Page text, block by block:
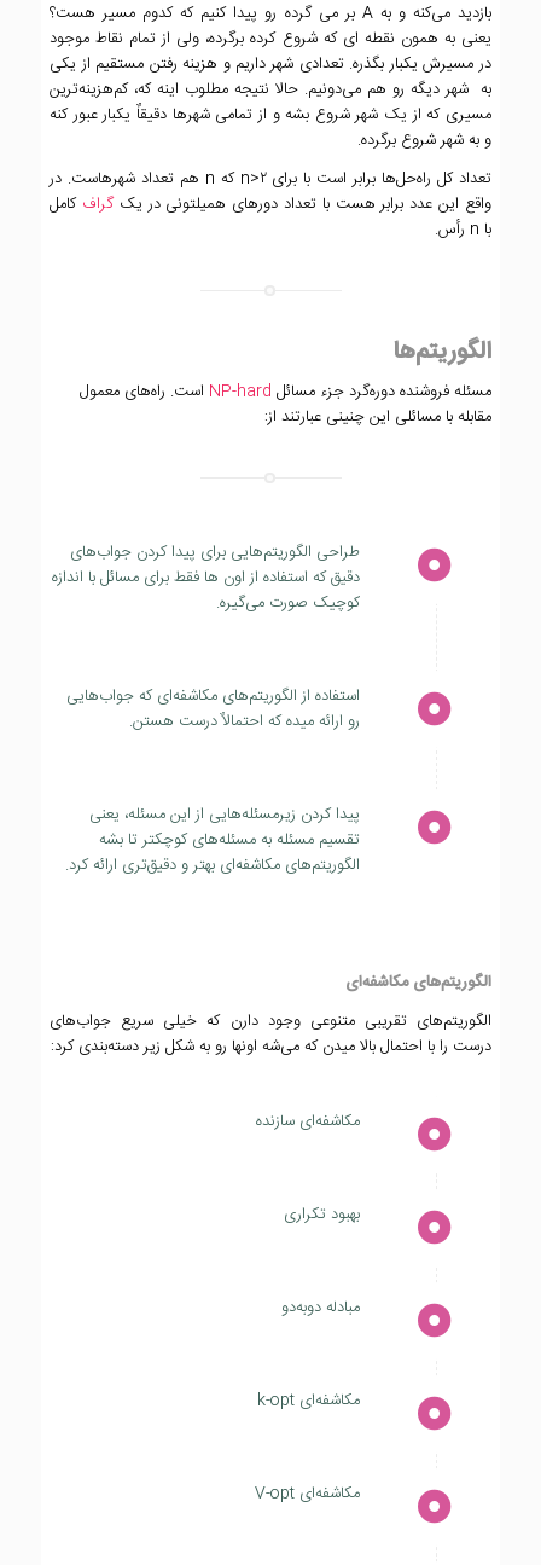
بازدید می‌کنه و به A بر می گرده رو پیدا کنیم که کدوم مسیر هست؟
یعنی به همون نقطه ای که شروع کرده برگرده، ولی از تمام نقاط موجود
در مسیرش یکبار بگذره. تعدادی شهر داریم و هزینه رفتن مستقیم از یکی
به شهر دیگه رو هم می‌دونیم. حالا نتیجه مطلوب اینه که، کم‌هزینه‌ترین
مسیری که از یک شهر شروع بشه و از تمامی شهرها دقیقاٌ یکبار عبور کنه
و به شهر شروع برگرده.
تعداد کل راه‌حل‌ها برابر است با برای n>۲ که n هم تعداد شهرهاست. در
واقع این عدد برابر هست با تعداد دورهای همیلتونی در یکگراف کامل
با n رأس.
الگوریتم‌ها
مسئله فروشنده دوره‌گرد جزء مسائل NP-hard است. راه‌های معمول
مقابله با مسائلی این چنینی عبارتند از:
طراحی الگوریتم‌هایی برای پیدا کردن جواب‌های
دقیق که استفاده از اون ها فقط برای مسائل با اندازه
کوچیک صورت می‌گیره.
استفاده از الگوریتم‌های مکاشفه‌ای که جواب‌هایی
رو ارائه میده که احتمالاٌ درست هستن.
پیدا کردن زیرمسئله‌هایی از این مسئله، یعنی
تقسیم مسئله به مسئله‌های کوچکتر تا بشه
الگوریتم‌های مکاشفه‌ای بهتر و دقیق‌تری ارائه کرد.
الگوریتم‌های مکاشفه‌ای
الگوریتم‌های تقریبی متنوعی وجود دارن که خیلی سریع جواب‌های
درست را با احتمال بالا میدن که می‌شه اونها رو به شکل زیر دسته‌بندی کرد:
مکاشفه‌ای سازنده
بهبود تکراری
مبادله دوبه‌دو
مکاشفه‌ای k-opt
مکاشفه‌ای V-opt